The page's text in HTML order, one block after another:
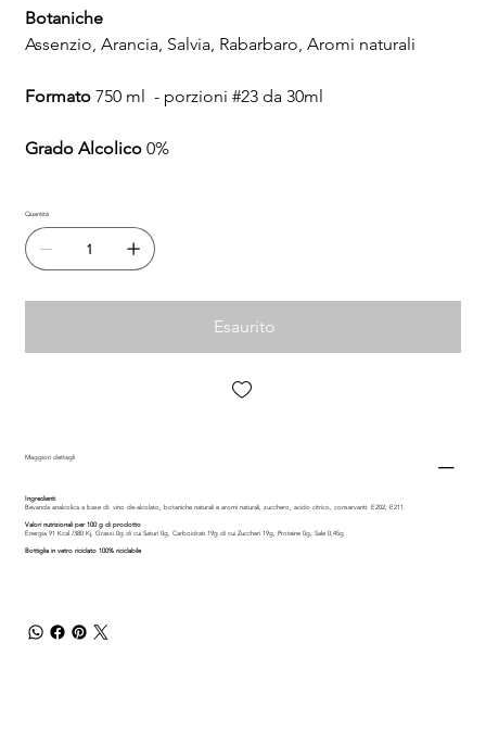
Botaniche
Assenzio, Arancia, Salvia, Rabarbaro, Aromi naturali
Formato750 ml - porzioni #23 da 30ml
Grado Alcolico 0%
Quantità
Esaurito
Maggiori dettagli
Ingredienti
Bevanda analcolica a base di: vino de-alcolato, botaniche naturali e aromi naturali, zucchero, acido citrico, conservanti: E202, E211.
Valori nutrizionali per 100 g di prodotto
Energia 91 Kcal /380 Kj, Grassi 0g di cui Saturi 0g, Carboidrati 19g di cui Zuccheri 19g, Proteine 0g, Sale 0,45g
Bottiglia in vetro riciclato 100% riciclabile